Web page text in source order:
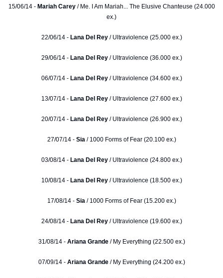
15/06/14 - Mariah Carey/ Me. I Am Mariah... The Elusive Chanteuse (24.000
ex.)
22/06/14 - Lana Del Rey/ Ultraviolence (25.000 ex.)
29/06/14 - Lana Del Rey / Ultraviolence (36.000 ex.)
06/07/14 - Lana Del Rey/ Ultraviolence (34.600 ex.)
13/07/14 -Lana Del Rey / Ultraviolence (27.600 ex.)
20/07/14 -Lana Del Rey/ Ultraviolence (26.900 ex.)
27/07/14 - Sia / 1000 Forms of Fear (20.100 ex.)
03/08/14 - Lana Del Rey / Ultraviolence (24.800 ex.)
10/08/14 - Lana Del Rey/ Ultraviolence (18.500 ex.)
17/08/14 - Sia / 1000 Forms of Fear (15.200 ex.)
24/08/14 -Lana Del Rey/ Ultraviolence (19.600 ex.)
31/08/14 - Ariana Grande/ My Everything (22.500 ex.)
07/09/14 - Ariana Grande/ My Everything (24.200 ex.)